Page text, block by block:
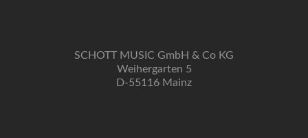
SCHOTT MUSIC GmbH & Co KG
Weihergarten 5
D-55116 Mainz